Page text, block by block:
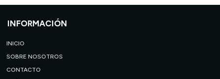
INFORMACIÓN
INICIO
SOBRE NOSOTROS
CONTACTO